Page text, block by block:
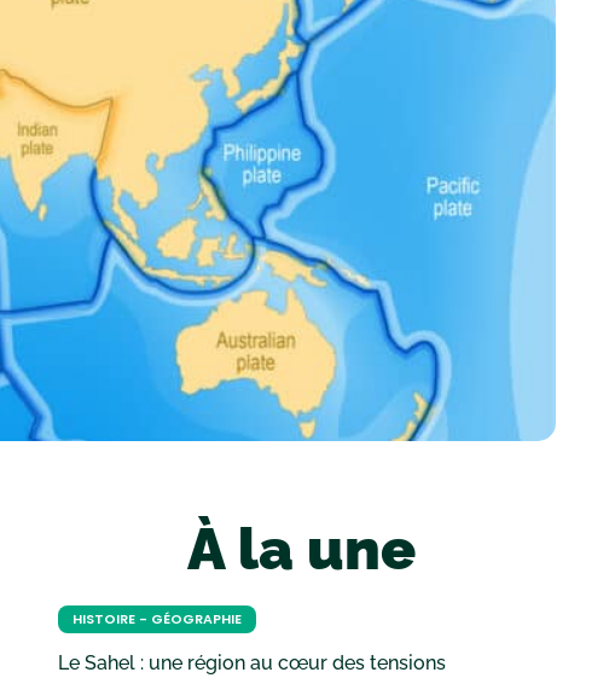
À la une
HISTOIRE - GÉOGRAPHIE
Le Sahel : une région au cœur des tensions